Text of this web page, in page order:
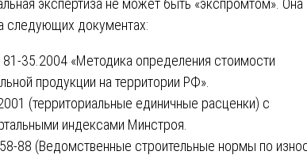
следующих документах:
35.2004 «Методика определения стоимости
продукции на территории РФ».
(территориальные единичные расценки) с
индексами Минстроя.
88 (Ведомственные строительные нормы по